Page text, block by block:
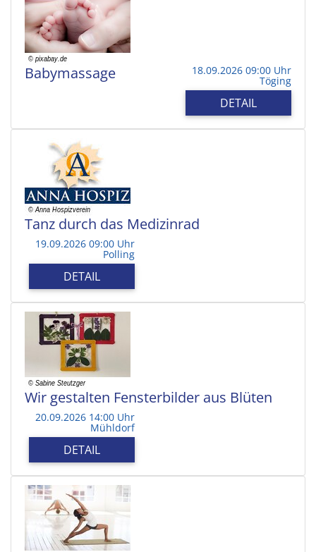
Babymassage 18.09.2026 09:00 Uhr
Töging
DETAIL
Tanz durch das Medizinrad
19.09.2026 09:00 Uhr
Polling
DETAIL
Wir gestalten Fensterbilder aus Blüten
20.09.2026 14:00 Uhr
Mühldorf
DETAIL